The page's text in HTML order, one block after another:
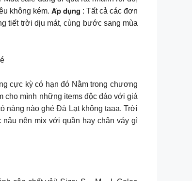
không kém. 𝗔́𝗽 𝗱𝘂̣𝗻𝗴 : Tất cả các đơn
tiết trời dịu mát, cùng bước sang mùa
cực kỳ có hạn đó Nằm trong chương
cho mình những items độc đáo với giá
nàng nào ghé Đà Lạt không taaa. Trời
nên mix với quần hay chân váy gì